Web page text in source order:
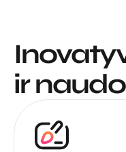
ir